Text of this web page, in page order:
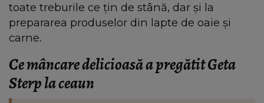
toate treburile ce țin de stână, dar și la
prepararea produselor din lapte de oaie și
carne.
Ce mâncare delicioasă a pregătit Geta
Sterp la ceaun